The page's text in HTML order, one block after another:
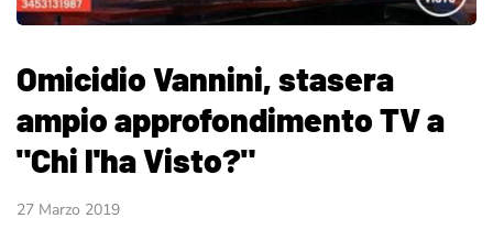
Omicidio Vannini, stasera
ampio approfondimento TV a
"Chi l'ha Visto?"
27 Marzo 2019